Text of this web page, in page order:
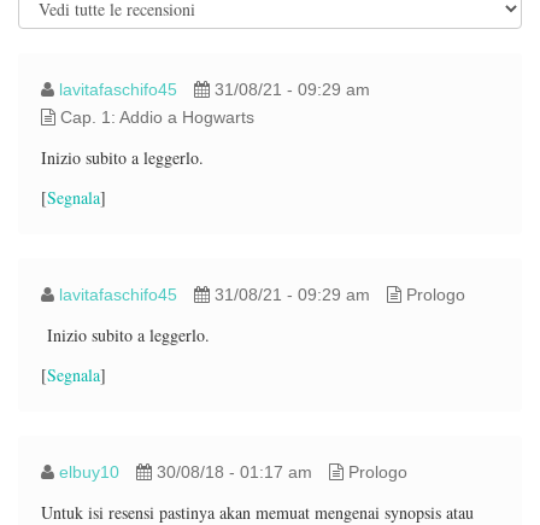
lavitafaschifo45
31/08/21 - 09:29 am
Cap. 1: Addio a Hogwarts
Inizio subito a leggerlo.
[Segnala]
lavitafaschifo45 31/08/21 - 09:29 am Prologo
Inizio subito a leggerlo.
[Segnala]
elbuy10 30/08/18 - 01:17 am Prologo
Untuk isi resensi pastinya akan memuat mengenai synopsis atau